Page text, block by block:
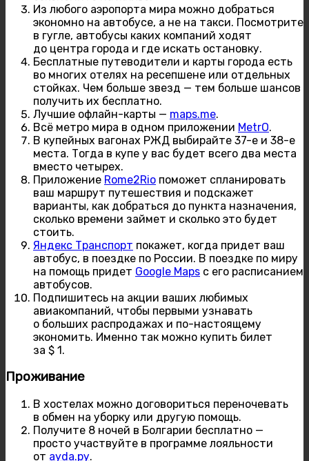
Из любого аэропорта мира можно добраться
экономно на автобусе, а не на такси. Посмотрите
в гугле, автобусы каких компаний ходят
до центра города и где искать остановку.
Бесплатные путеводители и карты города есть
во многих отелях на ресепшене или отдельных
стойках. Чем больше звезд — тем больше шансов
получить их бесплатно.
Лучшие офлайн-карты — maps.me.
Всё метро мира в одном приложении MetrO.
В купейных вагонах РЖД выбирайте 37-е и 38-е
места. Тогда в купе у вас будет всего два места
вместо четырех.
Приложение Rome2Rio поможет спланировать
ваш маршрут путешествия и подскажет
варианты, как добраться до пункта назначения,
сколько времени займет и сколько это будет
стоить.
Яндекс Транспорт покажет, когда придет ваш
автобус, в поездке по России. В поездке по миру
на помощь придет Google Maps с его расписанием
автобусов.
Подпишитесь на акции ваших любимых
авиакомпаний, чтобы первыми узнавать
о больших распродажах и по-настоящему
экономить. Именно так можно купить билет
за $ 1.
Проживание
В хостелах можно договориться переночевать
в обмен на уборку или другую помощь.
Получите 8 ночей в Болгарии бесплатно —
просто участвуйте в программе лояльности
от ayda.ру.